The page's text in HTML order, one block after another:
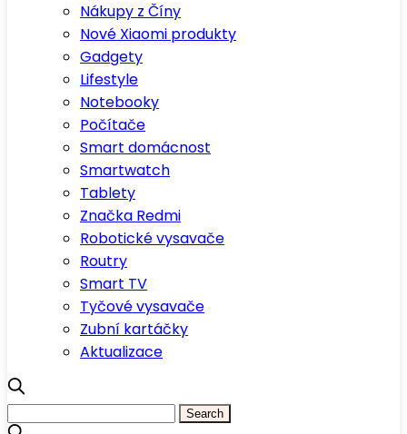
Nákupy z Číny
Nové Xiaomi produkty
Gadgety
Lifestyle
Notebooky
Počítače
Smart domácnost
Smartwatch
Tablety
Značka Redmi
Robotické vysavače
Routry
Smart TV
Tyčové vysavače
Zubní kartáčky
Aktualizace